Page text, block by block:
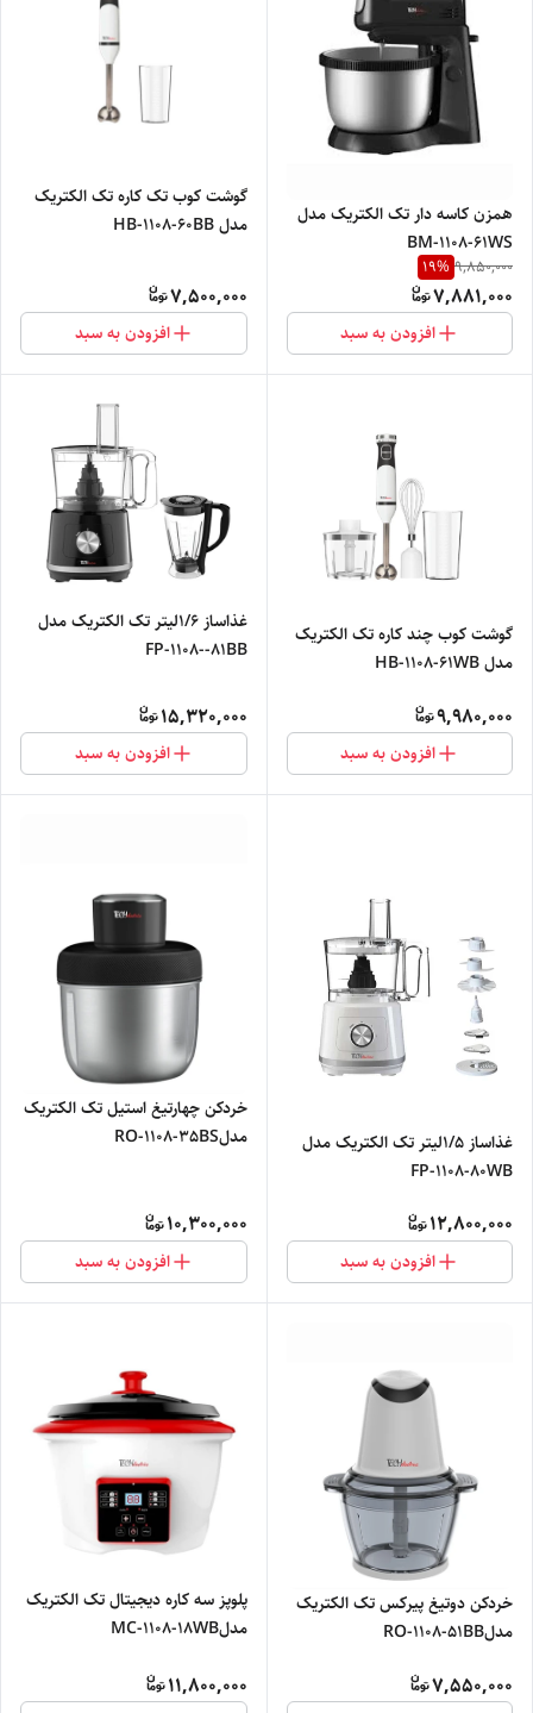
همزن کاسه دار تک الکتریک مدل
BM-1108-61WS
9,850,000
19%
7,881,000
افزودن به سبد
گوشت کوب تک کاره تک الکتریک
مدل HB-1108-60BB
7,500,000
افزودن به سبد
گوشت کوب چند کاره تک الکتریک
مدل HB-1108-61WB
9,980,000
افزودن به سبد
غذاساز ۱/۶لیتر تک الکتریک مدل
FP-1108--81BB
15,320,000
افزودن به سبد
غذاساز ۱/۵لیتر تک الکتریک مدل
FP-1108-۸۰WB
12,800,000
افزودن به سبد
خردکن چهارتیغ استیل تک الکتریک
مدلRO-1108-35BS
10,300,000
افزودن به سبد
خردکن دوتیغ پیرکس تک الکتریک
مدلRO-1108-51BB
7,550,000
پلوپز سه کاره دیجیتال تک الکتریک
مدلMC-1108-18WB
11,800,000